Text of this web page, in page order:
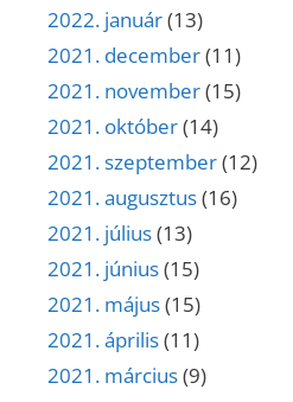
2022. január(13)
2021. december(11)
2021. november(15)
2021. október(14)
2021. szeptember(12)
2021. augusztus(16)
2021. július(13)
2021. június(15)
2021. május(15)
2021. április(11)
2021. március(9)